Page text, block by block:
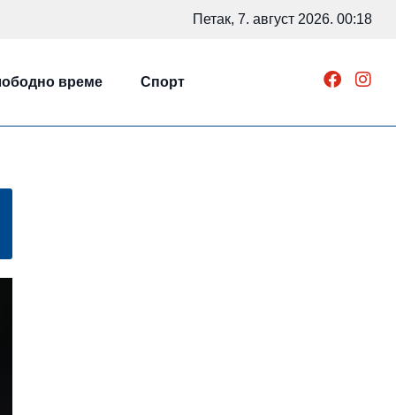
Петак, 7. август 2026. 00:18
време Спорт